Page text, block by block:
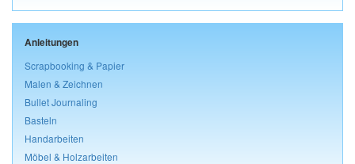
Anleitungen
Scrapbooking & Papier
Malen & Zeichnen
Bullet Journaling
Basteln
Handarbeiten
Möbel & Holzarbeiten